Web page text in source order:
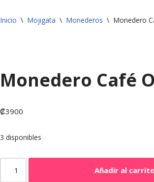
Inicio \ Mojigata \ Monederos \ Monedero
Monedero Café
₡3900
3 disponibles
Añadir al carrito